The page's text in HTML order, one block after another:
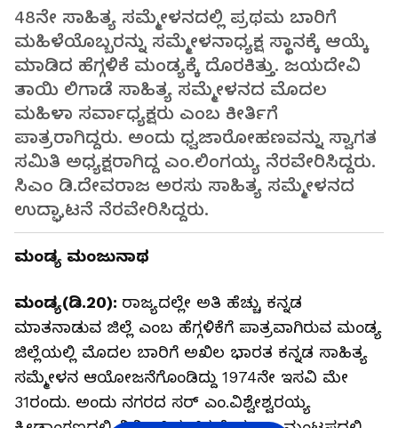
48ನೇ ಸಾಹಿತ್ಯ ಸಮ್ಮೇಳನದಲ್ಲಿ ಪ್ರಥಮ ಬಾರಿಗೆ
ಮಹಿಳೆಯೊಬ್ಬರನ್ನು ಸಮ್ಮೇಳನಾಧ್ಯಕ್ಷ ಸ್ಥಾನಕ್ಕೆ ಆಯ್ಕೆ
ಮಾಡಿದ ಹೆಗ್ಗಳಿಕೆ ಮಂಡ್ಯಕ್ಕೆ ದೊರಕಿತ್ತು. ಜಯದೇವಿ
ತಾಯಿ ಲಿಗಾಡೆ ಸಾಹಿತ್ಯ ಸಮ್ಮೇಳನದ ಮೊದಲ
ಮಹಿಳಾ ಸರ್ವಾಧ್ಯಕ್ಷರು ಎಂಬ ಕೀರ್ತಿಗೆ
ಪಾತ್ರರಾಗಿದ್ದರು. ಅಂದು ಧ್ವಜಾರೋಹಣವನ್ನು ಸ್ವಾಗತ
ಸಮಿತಿ ಅಧ್ಯಕ್ಷರಾಗಿದ್ದ ಎಂ.ಲಿಂಗಯ್ಯ ನೆರವೇರಿಸಿದ್ದರು.
ಸಿಎಂ ಡಿ.ದೇವರಾಜ ಅರಸು ಸಾಹಿತ್ಯ ಸಮ್ಮೇಳನದ
ಉದ್ಘಾಟನೆ ನೆರವೇರಿಸಿದ್ದರು.
ಮಂಡ್ಯ ಮಂಜುನಾಥ
ಮಂಡ್ಯ(ಡಿ.20): ರಾಜ್ಯದಲ್ಲೇ ಅತಿ ಹೆಚ್ಚು ಕನ್ನಡ
ಮಾತನಾಡುವ ಜಿಲ್ಲೆ ಎಂಬ ಹೆಗ್ಗಳಿಕೆಗೆ ಪಾತ್ರವಾಗಿರುವ ಮಂಡ್ಯ
ಜಿಲ್ಲೆಯಲ್ಲಿ ಮೊದಲ ಬಾರಿಗೆ ಅಖಿಲ ಭಾರತ ಕನ್ನಡ ಸಾಹಿತ್ಯ
ಸಮ್ಮೇಳನ ಆಯೋಜನೆಗೊಂಡಿದ್ದು 1974ನೇ ಇಸವಿ ಮೇ
31ರಂದು. ಅಂದು ನಗರದ ಸರ್ ಎಂ.ವಿಶ್ವೇಶ್ವರಯ್ಯ